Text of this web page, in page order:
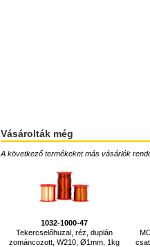
Vásárolták még
A következő termékeket más vásárlók
1032-1000-47
Tekercselőhuzal, réz, duplán
zománcozott, W210, Ø1mm, 1kg